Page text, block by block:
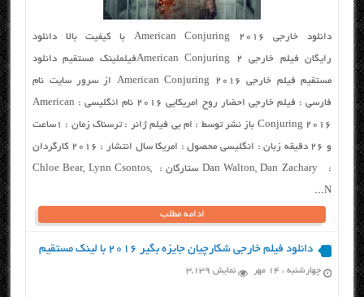
دانلود خارجی American Conjuring 2016 با کیفیت بالا دانلود
رایگان فیلم خارجی American Conjuring 2فیلملینک مستقیم دانلود
مستقیم فیلم خارجی American Conjuring 2016 از سرور سایت نام
فارسی : فیلم خارجی احضار روح امریکایی ۲۰۱۶ نام انگلیسی : American
Conjuring 2016 باز نشر توسط : ام بی فیلم ژانر : ترسناک زمان : ۱ساعت
و ۲۶ دقیقه زبان : انگلیسی محصول : امریکا سال انتشار : ۲۰۱۶ کارگردان
: Dan Walton, Dan Zachary ستارگان : Chloe Bear, Lynn Csontos,
N...
ادامه مطلب
دانلود فیلم خارجی شکارچیان جایزه بگیر ۲۰۱۶ با لینک مستقیم
چهارشنبه ، ۱۴ مهر نمایش 3,139